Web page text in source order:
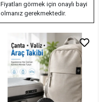
Fiyatları görmek için onaylı bayi
olmanız gerekmektedir.